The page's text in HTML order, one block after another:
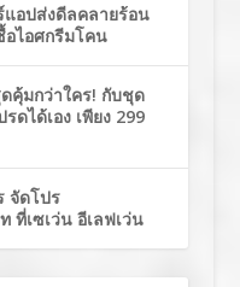
อปส่งดีลคลายร้อน
ไอศกรีมโคน
คุ้มกว่าใคร! กับชุด
ดได้เอง เพียง 299
จัดโปร
ที่เซเว่น อีเลฟเว่น